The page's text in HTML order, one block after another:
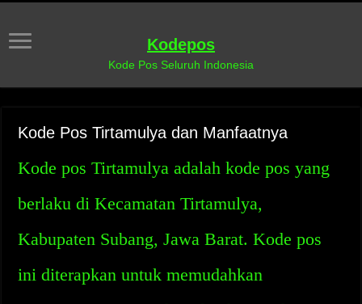
Kodepos
Kode Pos Seluruh Indonesia
Kode Pos Tirtamulya dan Manfaatnya
Kode pos Tirtamulya adalah kode pos yang
berlaku di Kecamatan Tirtamulya,
Kabupaten Subang, Jawa Barat. Kode pos
ini diterapkan untuk memudahkan